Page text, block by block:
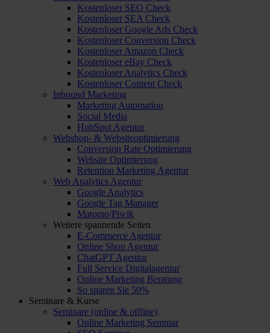
Kostenloser SEO Check
Kostenloser SEA Check
Kostenloser Google Ads Check
Kostenloser Conversion Check
Kostenloser Amazon Check
Kostenloser eBay Check
Kostenloser Analytics Check
Kostenloser Content Check
Inbound Marketing
Marketing Automation
Social Media
HubSpot Agentur
Webshop- & Websiteoptimierung
Conversion Rate Optimierung
Website Optimierung
Retention Marketing Agentur
Web Analytics Agentur
Google Analytics
Google Tag Manager
Matomo/Piwik
Weitere spannende Seiten
E-Commerce Agentur
Online Shop Agentur
ChatGPT Agentur
Full Service Digitalagentur
Online Marketing Beratung
So sparen Sie 50%
Seminare & Kurse
Seminare (online & offline)
Online Marketing Seminar